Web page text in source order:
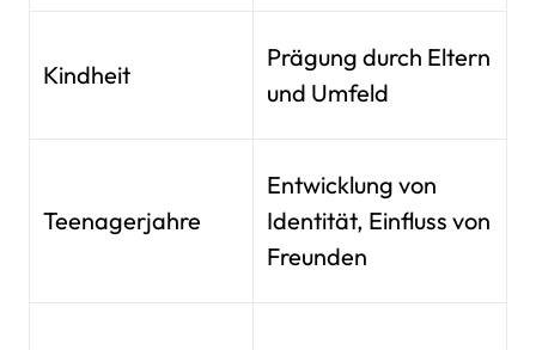
Kindheit
Prägung durch Eltern
und Umfeld
Teenagerjahre
Entwicklung von
Identität, Einfluss von
Freunden